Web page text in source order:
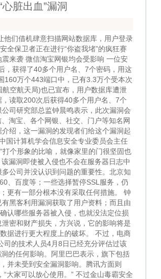
脏出血”漏洞
们借机肆意扫描网站数据库，用户登录
全保卫者正在进行“你盗我堵”的疯狂赛
来袭 微信淘宝网银均会受影响 一位安
，获得了40多个用户名、7个密码，用这
160万个443端口中，已有3.3万个受本次
空航天局)也已宣布，用户数据库遭泄
读取200次后获得40多个用户名、7个
司研究部总监钟晨鸣表示，此次漏洞会
淘宝、各个网银、社交、门户等知名网
绍，这一漏洞的发现者们给这个漏洞起
国计算机学会信息安全专业委员会主任
个形象的比喻，就像家里的门很坚固也
漏洞即使被入侵也不会在服务器日志中
公司并没认识到问题的重要性。北京知
、百度等；一些选择暂停SSL服务，仍
更有一部分根本没有采取任何措施。 钟
黑客利用漏洞获取了用户资料；而且由
认哪些服务器被入侵，也就没法定位损
密和财产损失，方兴说，它的影响将是
据进行更大程度上的破坏。 不过，电商
的技术人员4月8日已经充分评估过该
的任何影响。阿里巴巴表示，旗下包括
并未受到安全漏洞影响。腾讯方面则
大家可以放心使用。” 不过金山毒霸安全